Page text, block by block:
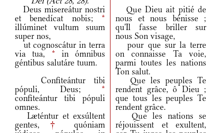
Deus misereátur nostri
et benedícat nobis; *
illúminet vultum suum
super nos,
Que Dieu ait pitié de
nous et nous bénisse ;
qu'Il fasse briller sur
nous Son visage,
ut cognoscátur in terra
via tua, * in ómnibus
géntibus salutáre tuum.
pour que sur la terre
on connaisse Ta voie,
parmi toutes les nations
Ton salut.
Confiteántur tibi
pópuli, Deus; *
confiteántur tibi pópuli
omnes.
Que les peuples Te
rendent grâce, ô Dieu ;
que tous les peuples Te
rendent grâce.
Læténtur et exsúltent
gentes, †
quóniam
Que les nations se
réjouissent et exultent,